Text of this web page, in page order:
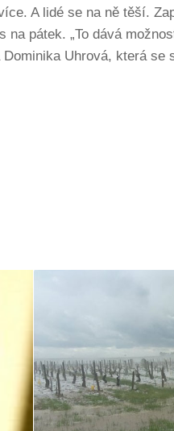
A lidé se na ně těší.
pátek. „To dává
Uhrová, která se